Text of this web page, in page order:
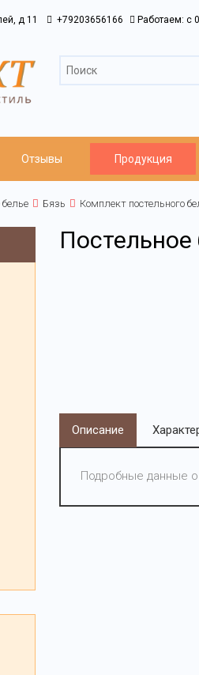
д 11 +79203656166 Работаем: c
Отзывы Продукция
белье Бязь Комплект постельного
Описание
Подробные данные о